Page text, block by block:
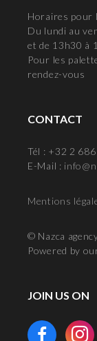
Horaires pour
Du lundi au
et de 13h30 à
Pour les
rendez-vous
CONTACT
Tél : +32 2
E-Mail :
Mentions
© Nazca
Powered by
JOIN US ON